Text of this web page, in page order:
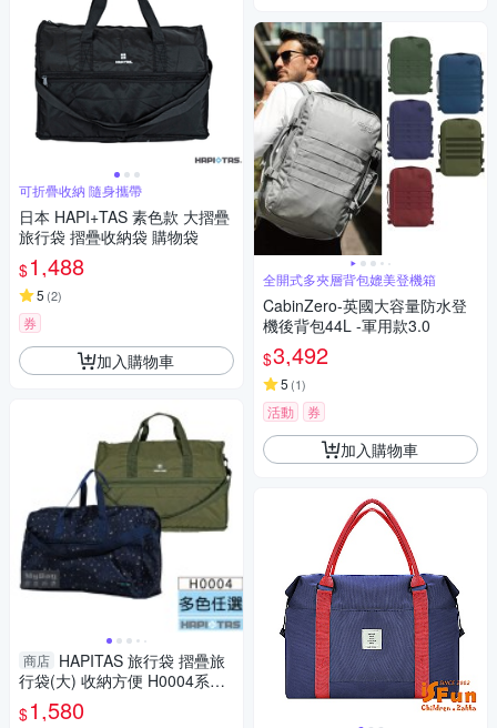
可折疊收納 隨身攜帶
日本 HAPI+TAS 素色款 大摺疊
旅行袋 摺疊收納袋 購物袋
$1,488
5 (2)
券
加入購物車
商店 HAPITAS 旅行袋 摺疊旅
行袋(大) 收納方便 H0004系列
得意時袋
$1,580
全開式多夾層背包媲美登機箱
CabinZero-英國大容量防水登
機後背包44L -軍用款3.0
$3,492
5 (1)
活動 券
加入購物車